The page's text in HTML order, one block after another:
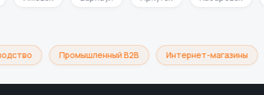
Промышленный B2B Интернет-магазины